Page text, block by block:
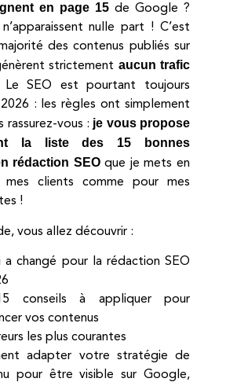
en page 15 de Google ?
nulle part ! C’est
des contenus publiés sur
strictement aucun trafic
Le SEO est pourtant toujours
: les règles ont simplement
rassurez-vous : je vous propose
la liste des 15 bonnes
rédaction SEOque je mets en
clients comme pour mes
!
vous allez découvrir :
a changé pour la rédaction SEO
conseils à appliquer pour
vos contenus
les plus courantes
adapter votre stratégie de
pour être visible sur Google,